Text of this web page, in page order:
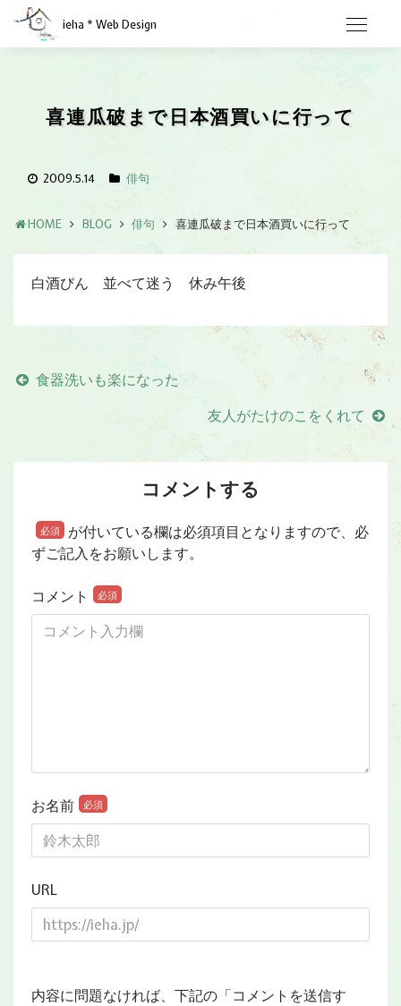
ieha * Web Design
喜連瓜破まで日本酒買いに行って
2009.5.14 俳句
HOME BLOG 俳句 喜連瓜破まで日本酒買いに行って
白酒びん 並べて迷う 休み午後
食器洗いも楽になった
友人がたけのこをくれて
コメントする
必須
が付いている欄は必須項目となりますので、必
ずご記入をお願いします。
コメント 必須
お名前 必須
URL
内容に問題なければ、下記の「コメントを送信す